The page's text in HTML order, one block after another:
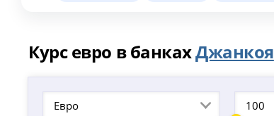
Курс евро в банкахДжанкоя
Евро